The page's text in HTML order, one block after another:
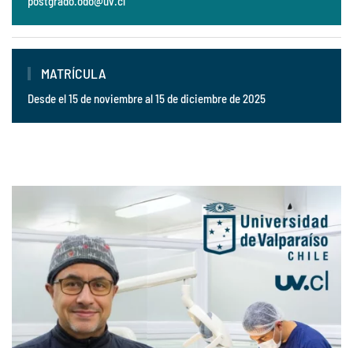
MATRÍCULA
Desde el 15 de noviembre al 15 de diciembre de 2025